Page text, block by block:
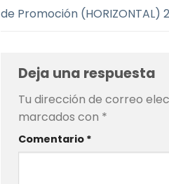
de Promoción (HORIZONTAL)
Deja una respuesta
Tu dirección de correo
marcados con *
Comentario *